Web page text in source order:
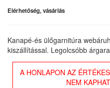
Elérhetőség, vásárlás
Kanapé-és ülőgarnitúra
kiszállítással. Legolcsóbb
A HONLAPON AZ
NEM